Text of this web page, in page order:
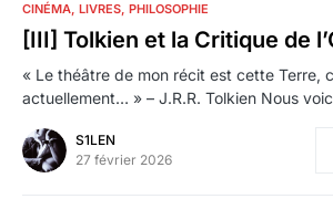
CINÉMA LIVRES PHILOSOPHIE
[III] Tolkien et la Critique de
« Le théâtre de mon récit est cette Terre,
actuellement… » – J.R.R. Tolkien Nous
S1LEN
27 février 2026